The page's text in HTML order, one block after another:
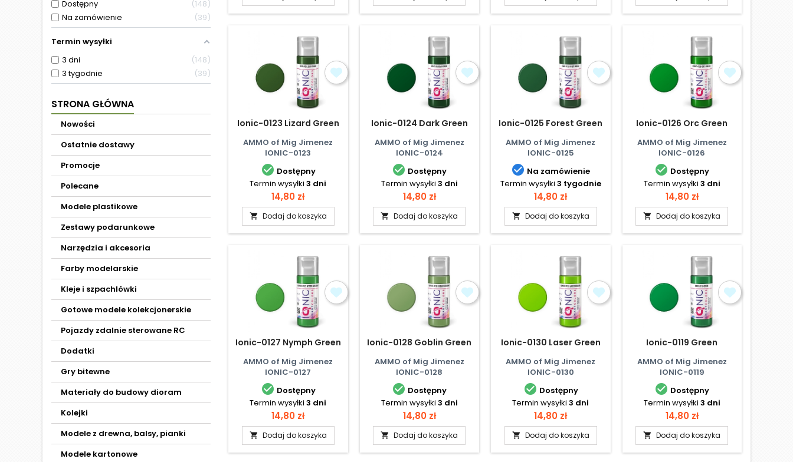
Dostępny
148
Na zamówienie
39
Termin wysyłki
3 dni
148
3 tygodnie
39
STRONA GŁÓWNA
Nowości
Ostatnie dostawy
Promocje
Polecane
Modele plastikowe
Zestawy podarunkowe
Narzędzia i akcesoria
Farby modelarskie
Kleje i szpachlówki
Gotowe modele kolekcjonerskie
Pojazdy zdalnie sterowane RC
Dodatki
Gry bitewne
Materiały do budowy dioram
Kolejki
Modele z drewna, balsy, pianki
Modele kartonowe
Ionic-0123 Lizard Green
AMMO of Mig Jimenez
IONIC-0123
 Dostępny
Termin wysyłki 3 dni
Cena
14,80 zł
 Dodaj do koszyka
Ionic-0124 Dark Green
AMMO of Mig Jimenez
IONIC-0124
 Dostępny
Termin wysyłki 3 dni
Cena
14,80 zł
 Dodaj do koszyka
Ionic-0125 Forest Green
AMMO of Mig Jimenez
IONIC-0125
 Na zamówienie
Termin wysyłki 3 tygodnie
Cena
14,80 zł
 Dodaj do koszyka
Ionic-0126 Orc Green
AMMO of Mig Jimenez
IONIC-0126
 Dostępny
Termin wysyłki 3 dni
Cena
14,80 zł
 Dodaj do koszyka
Ionic-0127 Nymph Green
AMMO of Mig Jimenez
IONIC-0127
 Dostępny
Termin wysyłki 3 dni
Cena
14,80 zł
 Dodaj do koszyka
Ionic-0128 Goblin Green
AMMO of Mig Jimenez
IONIC-0128
 Dostępny
Termin wysyłki 3 dni
Cena
14,80 zł
 Dodaj do koszyka
Ionic-0130 Laser Green
AMMO of Mig Jimenez
IONIC-0130
 Dostępny
Termin wysyłki 3 dni
Cena
14,80 zł
 Dodaj do koszyka
Ionic-0119 Green
AMMO of Mig Jimenez
IONIC-0119
 Dostępny
Termin wysyłki 3 dni
Cena
14,80 zł
 Dodaj do koszyka